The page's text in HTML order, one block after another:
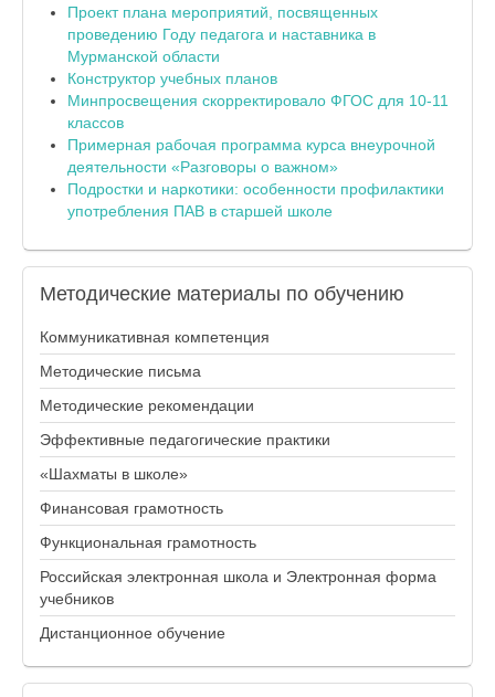
Проект плана мероприятий, посвященных
проведению Году педагога и наставника в
Мурманской области
Конструктор учебных планов
Минпросвещения скорректировало ФГОС для 10-11
классов
Примерная рабочая программа курса внеурочной
деятельности «Разговоры о важном»
Подростки и наркотики: особенности профилактики
употребления ПАВ в старшей школе
Методические материалы по обучению
Коммуникативная компетенция
Методические письма
Методические рекомендации
Эффективные педагогические практики
«Шахматы в школе»
Финансовая грамотность
Функциональная грамотность
Российская электронная школа и Электронная форма
учебников
Дистанционное обучение